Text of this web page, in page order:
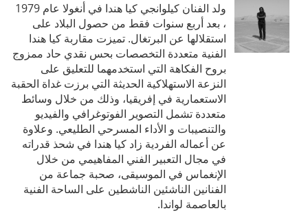
ولد الفنان كيلوانجي كيا هندا في أنغولا عام 1979
، بعد أربع سنوات فقط من حصول البلاد على
استقلالها عن البرتغال. تميزت مقاربة كيا هندا
الفنية متعددة التخصصات بحس نقدي حاد ممزوج
بروح الفكاهة التي استخدمهما للتعليق على
النزعة الاستهلاكية الحديثة التي برزت غداة الحقبة
الاستعمارية في إفريقيا، وذلك من خلال وسائط
متعددة تشمل التصوير الفوتوغرافي والفيديو
والتنصيبات و الأداء المسرحي الطليعي. وعلاوة
عن أعماله الفردية زاد كيا هندا في شحذ قدراته
في مجال التعبير الفني المفاهيمي من خلال
الإنغماس في الموسيقى، صحبة جماعة من
الفنانين الناشئين الناشطين على الساحة الفنية
بالعاصمة لواندا.